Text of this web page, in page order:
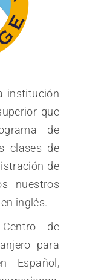
institución
que
de
clases de
de
nuestros
inglés.
de
para
Español,